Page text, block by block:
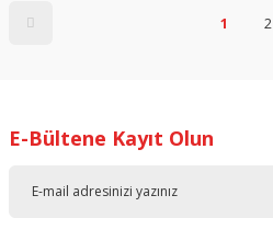
1 2
E-Bültene Kayıt Olun